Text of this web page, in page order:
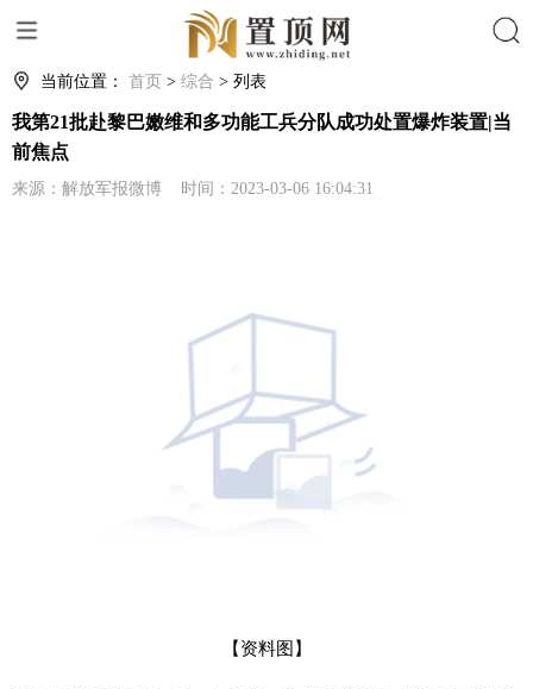
当前位置： 首页 > 综合 > 列表
我第21批赴黎巴嫩维和多功能工兵分队成功处置爆炸装置|当
前焦点
来源：解放军报微博 时间：2023-03-06 16:04:31
【资料图】